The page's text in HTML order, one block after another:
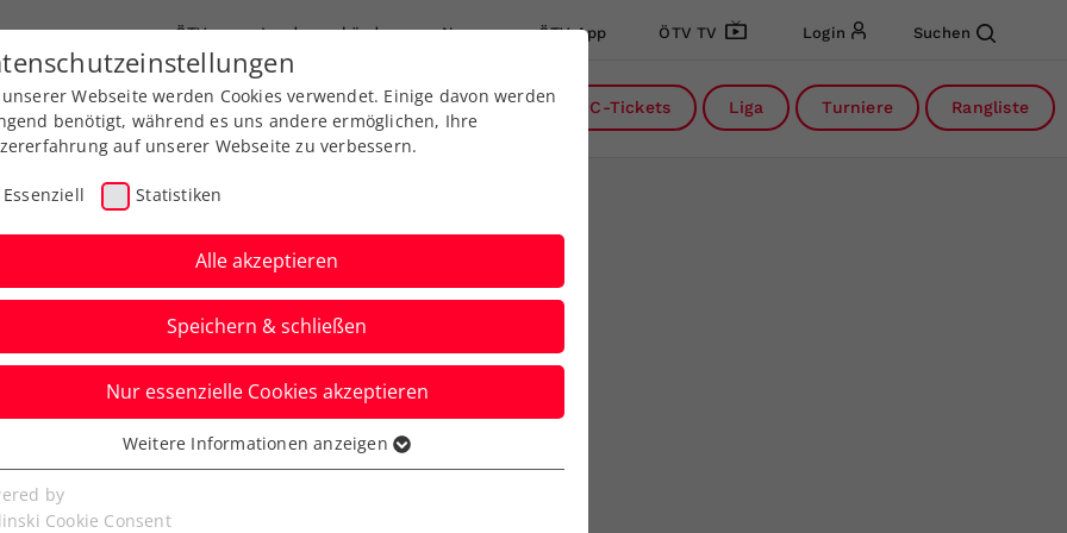
ÖTV Landesverbände News ÖTV App ÖTV TV Login Suchen
Ausbildung Services Über uns DC-Tickets Liga Turniere Rangliste
Ofner erhält zweite
Webseite werden Cookies verwendet. Einige davon werden
benötigt, während es uns andere ermöglichen, Ihre
auf unserer Webseite zu verbessern.
Essenziell Statistiken
Alle akzeptieren
Speichern & schließen
Nur essenzielle Cookies akzeptieren
Cookies werden für grundlegende Funktionen der
benötigt. Dadurch ist gewährleistet, dass die Webseite
Weitere Informationen anzeigen
by
Cookie Consent